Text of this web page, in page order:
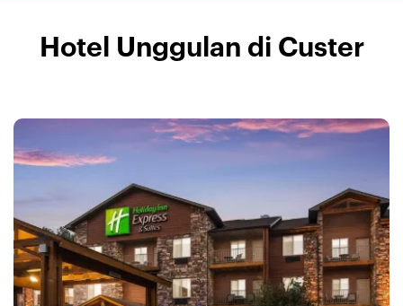
Hotel Unggulan di Custer